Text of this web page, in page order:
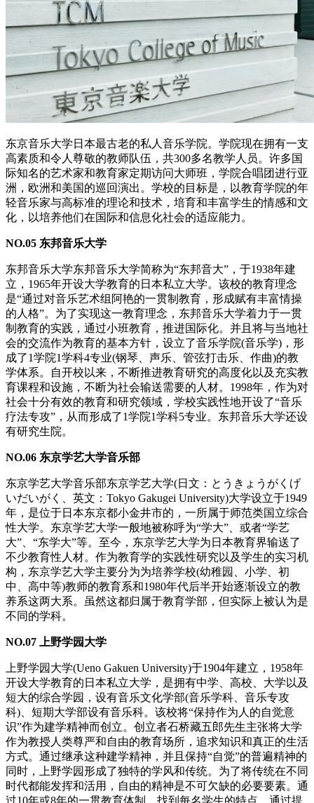
东京音乐大学日本最古老的私人音乐学院。学院现在拥有一支
高素质和令人尊敬的教师队伍，共300多名教学人员。许多国
际知名的艺术家和教育家定期访问大师班，学院合唱团进行亚
洲，欧洲和美国的巡回演出。学校的目标是，以教育学院的年
轻音乐家与高标准的理论和技术，培育和丰富学生的情感和文
化，以培养他们在国际和信息化社会的适应能力。
NO.05 东邦音乐大学
东邦音乐大学东邦音乐大学简称为“东邦音大”，于1938年建
立，1965年开设大学教育的日本私立大学。该校的教育理念
是“通过对音乐艺术组阿艳的一贯制教育，形成赋有丰富情操
的人格”。为了实现这一教育理念，东邦音乐大学着力于一贯
制教育的实践，通过小班教育，推进国际化。并且将与当地社
会的交流作为教育的基本方针，设立了音乐学院(音乐学)，形
成了1学院1学科4专业(钢琴、声乐、管弦打击乐、作曲)的教
学体系。自开校以来，不断推进教育研究的高度化以及充实教
育课程和设施，不断为社会输送需要的人材。1998年，作为对
社会十分有效的教育和研究领域，学校实践性地开设了“音乐
疗法专攻”，从而形成了1学院1学科5专业。东邦音乐大学还设
有研究生院。
NO.06 东京学艺大学音乐部
东京学艺大学音乐部东京学艺大学(日文：とうきょうがくげ
いだいがく、英文：Tokyo Gakugei University)大学设立于1949
年，是位于日本东京都小金井市的，一所属于师范类国立综合
性大学。东京学艺大学一般地被称呼为“学大”、或者“学艺
大”、“东学大”等。至今，东京学艺大学为日本教育界输送了
不少教育性人材。作为教育学的实践性研究以及学生的实习机
构，东京学艺大学主要分为为培养学校(幼稚园、小学、初
中、高中等)教师的教育系和1980年代后半开始逐渐设立的教
养系这两大系。虽然这都归属于教育学部，但实际上被认为是
不同的学科。
NO.07 上野学园大学
上野学园大学(Ueno Gakuen University)于1904年建立，1958年
开设大学教育的日本私立大学，是拥有中学、高校、大学以及
短大的综合学园，设有音乐文化学部(音乐学科、音乐专攻
科)、短期大学部设有音乐科。该校将“保持作为人的自觉意
识”作为建学精神而创立。创立者石桥藏五郎先生主张将大学
作为教授人类尊严和自由的教育场所，追求知识和真正的生活
方式。通过继承这种建学精神，并且保持“自觉”的普遍精神的
同时，上野学园形成了独特的学风和传统。为了将传统在不同
时代都能发挥和活用，自由的精神是不可欠缺的必要要素。通